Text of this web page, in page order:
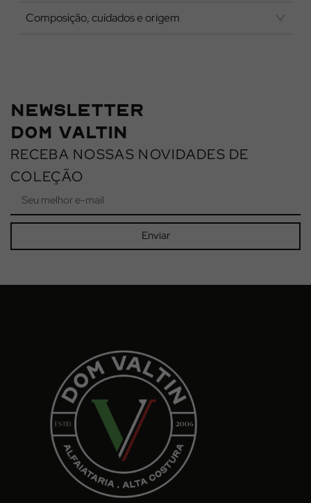
Composição, cuidados e origem
NEWSLETTER
DOM VALTIN
RECEBA NOSSAS NOVIDADES DE
COLEÇÃO
Enviar